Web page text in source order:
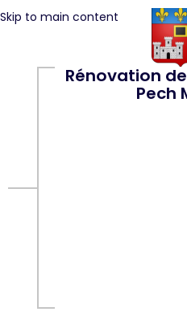
Skip to main content
Rénovation
Pech